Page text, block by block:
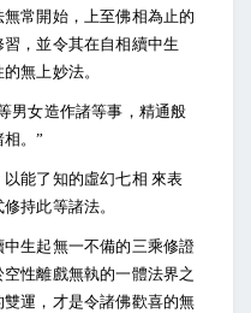
常開始，上至佛相為止的
，並令其在自相續中生
無上妙法。
男女造作諸等事，精通般
。”
能了知的虛幻七相 來表
持此等諸法。
生起無一不備的三乘修證
性離戲無執的一體法界之
運，才是令諸佛歡喜的無